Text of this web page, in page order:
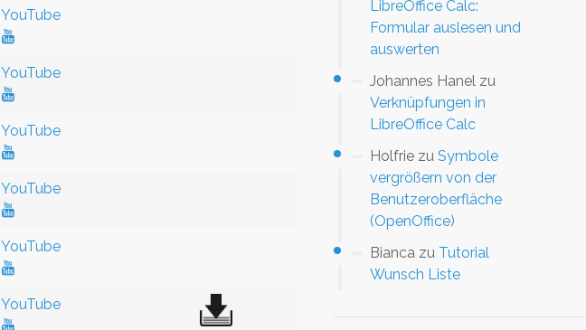
YouTube
YouTube
YouTube
YouTube
YouTube
YouTube
LibreOffice Calc:
Formular auslesen und
auswerten
Johannes Hanel zu
Verknüpfungen in
LibreOffice Calc
Holfrie zu Symbole
vergrößern von der
Benutzeroberfläche
(OpenOffice)
Bianca zu Tutorial
Wunsch Liste